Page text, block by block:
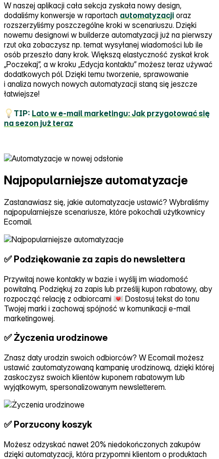
W naszej aplikacji cała sekcja zyskała nowy design,
dodaliśmy konwersje w raportach automatyzacji oraz
rozszerzyliśmy poszczególne kroki w scenariuszu. Dzięki
nowemu designowi w builderze automatyzacji już na pierwszy
rzut oka zobaczysz np. temat wysyłanej wiadomości lub ile
osób przeszło dany krok. Większą elastyczność zyskał krok
„Poczekaj”, a w kroku „Edycja kontaktu” możesz teraz używać
dodatkowych pól. Dzięki temu tworzenie, sprawowanie
i analiza nowych nowych automatyzacji staną się jeszcze
łatwiejsze!
TIP: Lato w e‑mail marketingu: Jak przygotować się
na sezon już teraz
Najpopularniejsze automatyzacje
Zastanawiasz się, jakie automatyzacje ustawić? Wybraliśmy
najpopularniejsze scenariusze, które pokochali użytkownicy
Ecomail.
✅ Podziękowanie za zapis do newslettera
Przywitaj nowe kontakty w bazie i wyślij im wiadomość
powitalną. Podziękuj za zapis lub prześlij kupon rabatowy, aby
rozpocząć relację z odbiorcami
Dostosuj tekst do tonu
Twojej marki i zachowaj spójność w komunikacji e‑mail
marketingowej.
✅ Życzenia urodzinowe
Znasz daty urodzin swoich odbiorców? W Ecomail możesz
ustawić zautomatyzowaną kampanię urodzinową, dzięki której
zaskoczysz swoich klientów kuponem rabatowym lub
wyjątkowym, spersonalizowanym newsletterem.
✅ Porzucony koszyk
Możesz odzyskać nawet 20% niedokończonych zakupów
dzięki automatyzacji, która przypomni klientom o produktach